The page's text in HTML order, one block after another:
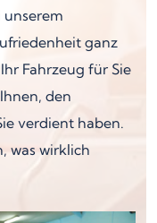
unserem
ganz
Fahrzeug für Sie
den
verdient haben.
was wirklich